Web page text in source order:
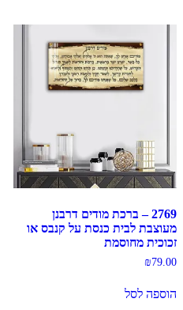
2769 – ברכת מודים דרבנן
מעוצבת לבית כנסת על קנבס או
זכוכית מחוסמת
₪79.00
הוספה לסל